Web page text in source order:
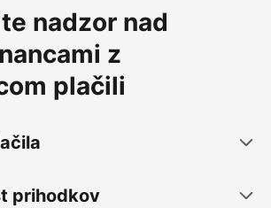
nadzor nad
z
plačili
prihodkov